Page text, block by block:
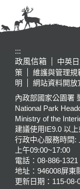
:::
政風信箱
中英
策
維護與管理規
明
網站資料開放
內政部國家公園署
National Park
Ministry of the
建議使用IE9.0 以
行政中心服務時間:
上午09:00~17:00
電話：08-886-
地址：946008屏東
更新日期： 115-08-